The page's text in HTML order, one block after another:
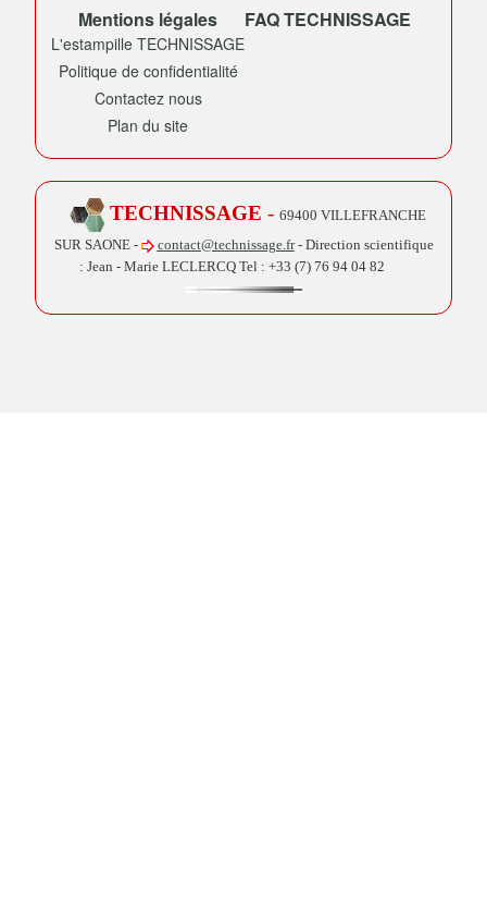
Mentions légales
L'estampille TECHNISSAGE
Politique de confidentialité
Contactez nous
Plan du site
FAQ TECHNISSAGE
TECHNISSAGE - 69400 VILLEFRANCHE
SUR SAONE -
contact@technissage.fr- Direction scientifique
: Jean - Marie LECLERCQ Tel : +33 (7) 76 94 04 82